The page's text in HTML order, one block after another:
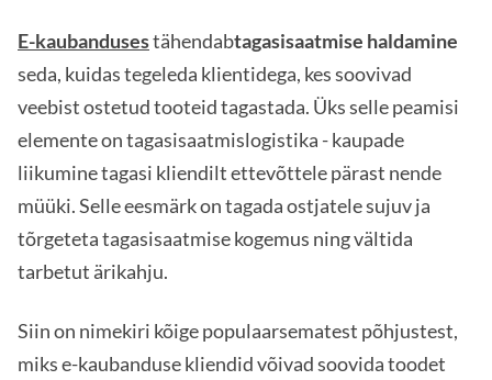
E-kaubandusestähendabtagasisaatmise haldamine
seda, kuidas tegeleda klientidega, kes soovivad
veebist ostetud tooteid tagastada. Üks selle peamisi
elemente on tagasisaatmislogistika - kaupade
liikumine tagasi kliendilt ettevõttele pärast nende
müüki. Selle eesmärk on tagada ostjatele sujuv ja
tõrgeteta tagasisaatmise kogemus ning vältida
tarbetut ärikahju.
Siin on nimekiri kõige populaarsematest põhjustest,
miks e-kaubanduse kliendid võivad soovida toodet